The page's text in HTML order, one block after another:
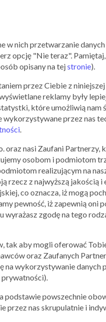
w najbardziej aktualnej
dla której warunkiem
Regulaminu,
usług drogą elektroniczną,
Użytkownika dostępu do
Mobilnej Qpony.
nie wymaga Rejestracji. Brak
Mobilnej Qpony, do
do korzystania z
Rejestracji oraz tych,
Usługodawcy.
MOBILNEJ QPONY
świadczone są 24 godziny na
z tytułu tego rodzaju
mogą obejmować zwłaszcza
oraz prowadzenie Kont.
obejmować zwłaszcza
w nich przetwarzanie
opcję "Nie teraz".
opisany na tejstronie).
przez Ciebie z
reklamy były
które umożliwią nam
przez nas
.
oraz nasi Zaufani Partnerzy,
osobom i podmiotom
realizującym na
rzecz z najwyższą jakością
co oznacza, iż mogą
pewność, iż zapewnią oni
zgodę na tego
tak aby mogli oferować
oraz Zaufanych
na wykorzystywanie
prywatności).
podstawie powszechnie
przez nas skrupulatnie i